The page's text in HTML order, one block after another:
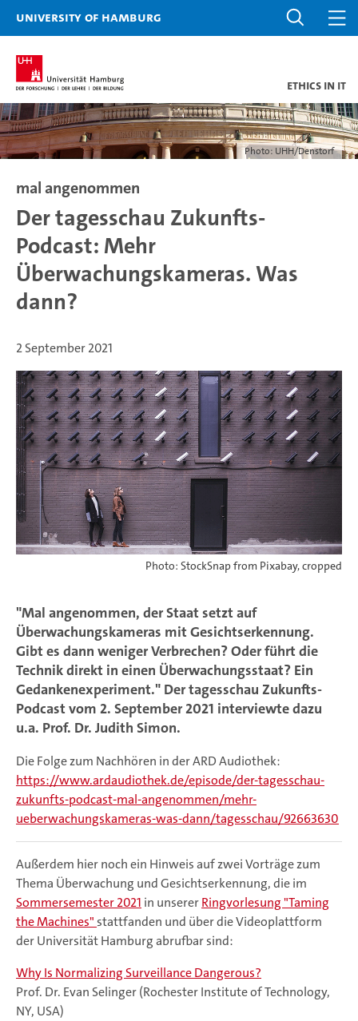
University of Hamburg
Ethics in IT
Photo: UHH/Denstorf
mal angenommen
Der tagesschau Zukunfts-
Podcast: Mehr
Überwachungskameras. Was
dann?
2 September 2021
Photo: StockSnap from Pixabay, cropped
"Mal angenommen, der Staat setzt auf
Überwachungskameras mit Gesichtserkennung.
Gibt es dann weniger Verbrechen? Oder führt die
Technik direkt in einen Überwachungsstaat? Ein
Gedankenexperiment." Der tagesschau Zukunfts-
Podcast vom 2. September 2021 interviewte dazu
u.a. Prof. Dr. Judith Simon.
Die Folge zum Nachhören in der ARD Audiothek:
https://www.ardaudiothek.de/episode/der-tagesschau-
zukunfts-podcast-mal-angenommen/mehr-
ueberwachungskameras-was-dann/tagesschau/92663630
Außerdem hier noch ein Hinweis auf zwei Vorträge zum
Thema Überwachung und Gesichtserkennung, die im
Sommersemester 2021 in unsererRingvorlesung "Taming
the Machines" stattfanden und über die Videoplattform
der Universität Hamburg abrufbar sind:
Why Is Normalizing Surveillance Dangerous?
Prof. Dr. Evan Selinger (Rochester Institute of Technology,
NY, USA)